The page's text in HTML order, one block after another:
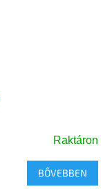
Raktáron
BŐVEBBEN